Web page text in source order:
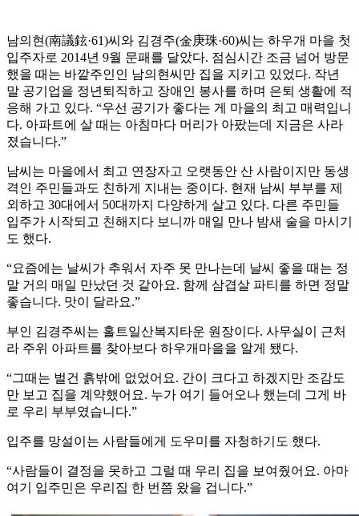
남의현(南議鉉·61)씨와 김경주(金庚珠·60)씨는 하우개 마을 첫
입주자로 2014년 9월 문패를 달았다. 점심시간 조금 넘어 방문
했을 때는 바깥주인인 남의현씨만 집을 지키고 있었다. 작년
말 공기업을 정년퇴직하고 장애인 봉사를 하며 은퇴 생활에 적
응해 가고 있다. “우선 공기가 좋다는 게 마을의 최고 매력입니
다. 아파트에 살 때는 아침마다 머리가 아팠는데 지금은 사라
졌습니다.”
남씨는 마을에서 최고 연장자고 오랫동안 산 사람이지만 동생
격인 주민들과도 친하게 지내는 중이다. 현재 남씨 부부를 제
외하고 30대에서 50대까지 다양하게 살고 있다. 다른 주민들
입주가 시작되고 친해지다 보니까 매일 만나 밤새 술을 마시기
도 했다.
“요즘에는 날씨가 추워서 자주 못 만나는데 날씨 좋을 때는 정
말 거의 매일 만났던 것 같아요. 함께 삼겹살 파티를 하면 정말
좋습니다. 맛이 달라요.”
부인 김경주씨는 홀트일산복지타운 원장이다. 사무실이 근처
라 주위 아파트를 찾아보다 하우개마을을 알게 됐다.
“그때는 벌건 흙밖에 없었어요. 간이 크다고 하겠지만 조감도
만 보고 집을 계약했어요. 누가 여기 들어오나 했는데 그게 바
로 우리 부부였습니다.”
입주를 망설이는 사람들에게 도우미를 자청하기도 했다.
“사람들이 결정을 못하고 그럴 때 우리 집을 보여줬어요. 아마
여기 입주민은 우리집 한 번쯤 왔을 겁니다.”